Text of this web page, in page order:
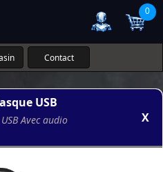
0
Contact
USB
Avec audio
X